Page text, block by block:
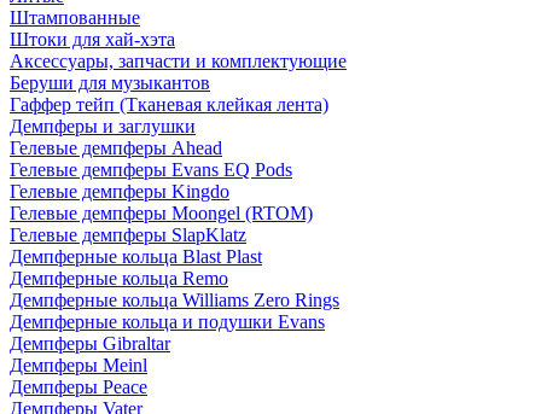
Штампованные
Штоки для хай-хэта
Аксессуары, запчасти и комплектующие
Беруши для музыкантов
Гаффер тейп (Тканевая клейкая лента)
Демпферы и заглушки
Гелевые демпферы Ahead
Гелевые демпферы Evans EQ Pods
Гелевые демпферы Kingdo
Гелевые демпферы Moongel (RTOM)
Гелевые демпферы SlapKlatz
Демпферные кольца Blast Plast
Демпферные кольца Remo
Демпферные кольца Williams Zero Rings
Демпферные кольца и подушки Evans
Демпферы Gibraltar
Демпферы Meinl
Демпферы Peace
Демпферы Vater